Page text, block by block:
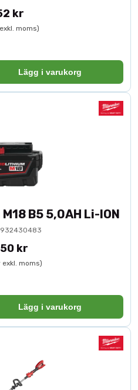
kr
moms)
Lägg i varukorg
B5 5,0AH Li-ION
kr
exkl. moms)
Lägg i varukorg